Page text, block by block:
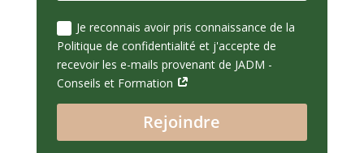
Je reconnais avoir pris connaissance de la
Politique de confidentialité et j'accepte de
recevoir les e-mails provenant de JADM -
Conseils et Formation
Rejoindre